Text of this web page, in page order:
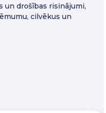
un drošības risinājumi,
cilvēkus un